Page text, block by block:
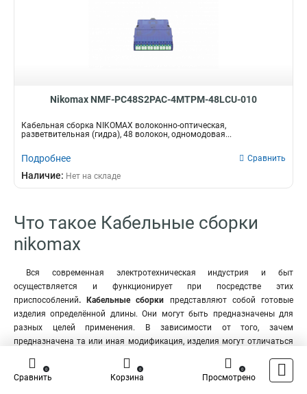
Nikomax NMF-PC48S2PAC-4MTPM-48LCU-010
Кабельная сборка NIKOMAX волоконно-оптическая,
разветвительная (гидра), 48 волокон, одномодовая...
Подробнее Сравнить
Наличие: Нет на складе
Что такое Кабельные сборки
nikomax
Вся современная электротехническая индустрия и быт
осуществляется и функционирует при посредстве этих
приспособлений. Кабельные сборки представляют собой готовые
изделия определённой длины. Они могут быть предназначены для
разных целей применения. В зависимости от того, зачем
предназначена та или иная модификация, изделия могут отличаться
Кабельные сборки на концах могут иметь разъёмы для
Сравнить
0
Корзина
0
Просмотрено
0